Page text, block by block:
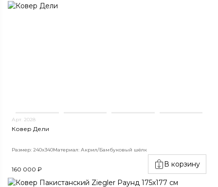
Арт. 2028
Ковер Дели
Размер: 240x340Материал: Акрил/Бамбуковый шёлк
160 000 ₽
В корзину